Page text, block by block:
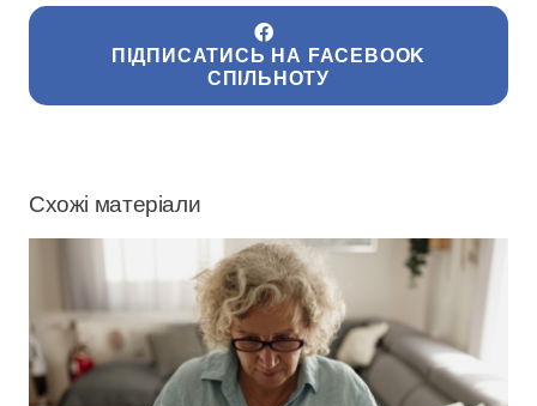
ПІДПИСАТИСЬ НА FACEBOOK
СПІЛЬНОТУ
Схожі матеріали